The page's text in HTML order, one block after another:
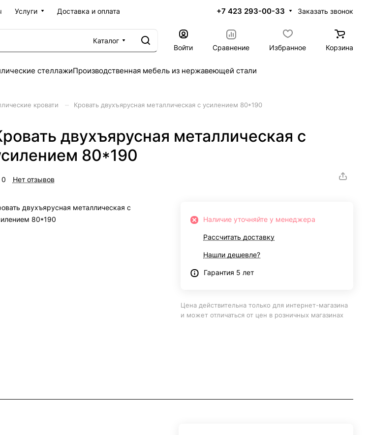
Услуги Доставка и оплата +7 423 293-00-33 Заказать звонок
Каталог
Войти
Сравнение Избранное Корзина
стеллажиПроизводственная мебель из нержавеющей стали
кровати Кровать двухъярусная металлическая с усилением 80*190
двухъярусная металлическая с
80*190
0 Нет отзывов
двухъярусная металлическая с
80*190
Наличие уточняйте у менеджера
Рассчитать доставку
Нашли дешевле?
Гарантия 5 лет
Цена действительна только для интернет-магазина
и может отличаться от цен в розничных магазинах